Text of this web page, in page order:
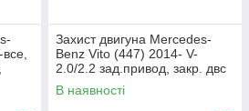
Захист двигуна Mercedes-
Benz Vito (447) 2014- V-
2.0/2.2 зад.привод, закр. двс
В наявності